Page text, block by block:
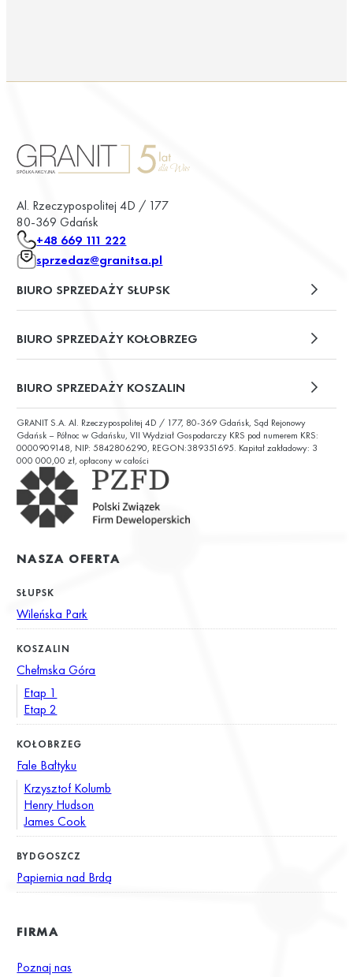
Al. Rzeczypospolitej 4D / 177
80-369 Gdańsk
+48 669 111 222
sprzedaz@granitsa.pl
BIURO SPRZEDAŻY SŁUPSK
plac Władysława Broniewskiego 13/u2
BIURO SPRZEDAŻY KOŁOBRZEG
ul. Św. Wojciecha 6
BIURO SPRZEDAŻY KOSZALIN
ul. Chałubińskiego 9
GRANIT S.A. Al. Rzeczypospolitej 4D / 177, 80-369 Gdańsk, Sąd Rejonowy
Gdańsk – Północ w Gdańsku, VII Wydział Gospodarczy KRS pod numerem KRS:
0000909148, NIP: 5842806290, REGON:389351695. Kapitał zakładowy: 3
000 000,00 zł, opłacony w całości
NASZA OFERTA
SŁUPSK
Wileńska Park
KOSZALIN
Chełmska Góra
Etap 1
Etap 2
KOŁOBRZEG
Fale Bałtyku
Krzysztof Kolumb
Henry Hudson
James Cook
BYDGOSZCZ
Papiernia nad Brdą
FIRMA
Poznaj nas